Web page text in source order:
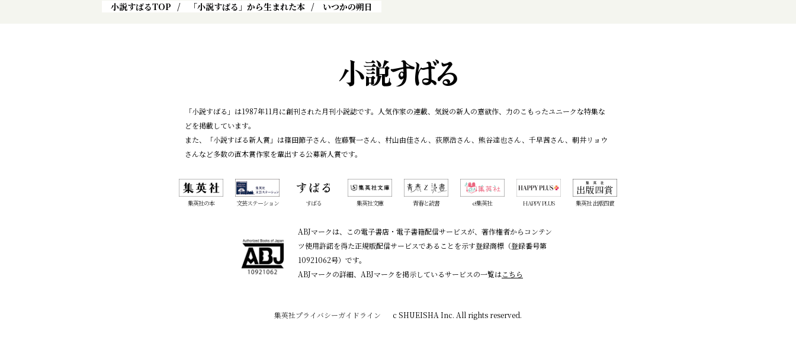
小説すばるTOP 「小説すばる」から生まれた本 いつかの朔日
「小説すばる」は1987年11月に創刊された月刊小説誌です。人気作家の連載、気鋭の新人の意欲作、力のこもったユニークな特集な
どを掲載しています。
また、「小説すばる新人賞」は篠田節子さん、佐藤賢一さん、村山由佳さん、荻原浩さん、熊谷達也さん、千早茜さん、朝井リョウ
さんなど多数の直木賞作家を輩出する公募新人賞です。
集英社の本 文芸ステーション すばる 集英社文庫 青春と読書 e!集英社 HAPPY PLUS 集英社 出版四賞
ABJマークは、この電子書店・電子書籍配信サービスが、著作権者からコンテン
ツ使用許諾を得た正規版配信サービスであることを示す登録商標（登録番号第
10921062号）です。
ABJマークの詳細、ABJマークを掲示しているサービスの一覧はこちら
集英社プライバシーガイドライン c SHUEISHA Inc. All rights reserved.